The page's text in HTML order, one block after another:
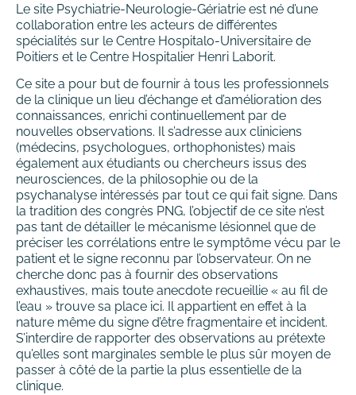
Le site Psychiatrie-Neurologie-Gériatrie est né d’une
collaboration entre les acteurs de différentes
spécialités sur le Centre Hospitalo-Universitaire de
Poitiers et le Centre Hospitalier Henri Laborit.
Ce site a pour but de fournir à tous les professionnels
de la clinique un lieu d’échange et d’amélioration des
connaissances, enrichi continuellement par de
nouvelles observations. Il s’adresse aux cliniciens
(médecins, psychologues, orthophonistes) mais
également aux étudiants ou chercheurs issus des
neurosciences, de la philosophie ou de la
psychanalyse intéressés par tout ce qui fait signe. Dans
la tradition des congrès PNG, l’objectif de ce site n’est
pas tant de détailler le mécanisme lésionnel que de
préciser les corrélations entre le symptôme vécu par le
patient et le signe reconnu par l’observateur. On ne
cherche donc pas à fournir des observations
exhaustives, mais toute anecdote recueillie « au fil de
l’eau » trouve sa place ici. Il appartient en effet à la
nature même du signe d’être fragmentaire et incident.
S’interdire de rapporter des observations au prétexte
qu’elles sont marginales semble le plus sûr moyen de
passer à côté de la partie la plus essentielle de la
clinique.